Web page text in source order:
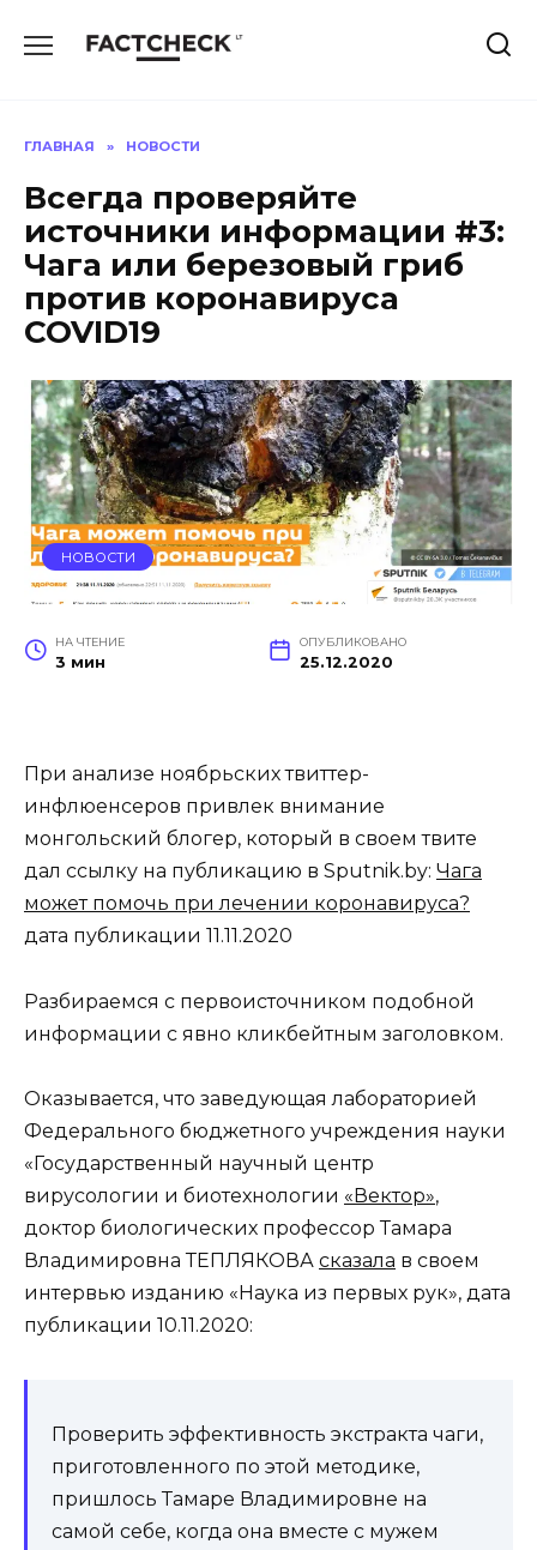
ГЛАВНАЯ » НОВОСТИ
Всегда проверяйте
источники информации #3:
Чага или березовый гриб
против коронавируса
COVID19
НОВОСТИ
НА ЧТЕНИЕ
3 мин
ОПУБЛИКОВАНО
25.12.2020
При анализе ноябрьских твиттер-
инфлюенсеров привлек внимание
монгольский блогер, который в своем твите
дал ссылку на публикацию в Sputnik.by: Чага
может помочь при лечении коронавируса?
дата публикации 11.11.2020
Разбираемся с первоисточником подобной
информации с явно кликбейтным заголовком.
Оказывается, что заведующая лабораторией
Федерального бюджетного учреждения науки
«Государственный научный центр
вирусологии и биотехнологии «Вектор»,
доктор биологических профессор Тамара
Владимировна ТЕПЛЯКОВА сказала в своем
интервью изданию «Наука из первых рук», дата
публикации 10.11.2020:
Проверить эффективность экстракта чаги,
приготовленного по этой методике,
пришлось Тамаре Владимировне на
самой себе, когда она вместе с мужем